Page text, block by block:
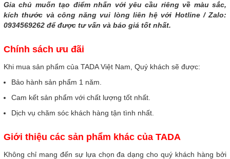
Gia chủ muốn tạo điểm nhấn với yêu cầu riêng về màu sắc,
kích thước và công năng vui lòng liên hệ với Hotline / Zalo:
0934569262 để được tư vấn và báo giá tốt nhất.
Chính sách ưu đãi
Khi mua sản phẩm của TADA Việt Nam, Quý khách sẽ được:
Bảo hành sản phẩm 1 năm.
Cam kết sản phẩm với chất lượng tốt nhất.
Dịch vụ chăm sóc khách hàng tận tình nhất.
Giới thiệu các sản phẩm khác của TADA
Không chỉ mang đến sự lựa chọn đa dạng cho quý khách hàng bởi